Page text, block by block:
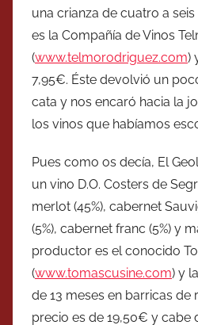
una crianza de cuatro a
es la Compañía de Vinos
(www.telmorodriguez.com)
7,95€. Éste devolvió un
cata y nos encaró hacia la
los vinos que habíamos
Pues como os decía, El
un vino D.O. Costers de
merlot (45%), cabernet
(5%), cabernet franc (5%) y
productor es el conocido
(www.tomascusine.com) y
de 13 meses en barricas de
precio es de 19,50€ y cabe